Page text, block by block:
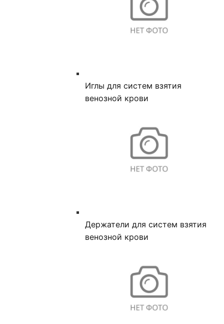
Иглы для систем взятия
венозной крови
Держатели для систем взятия
венозной крови